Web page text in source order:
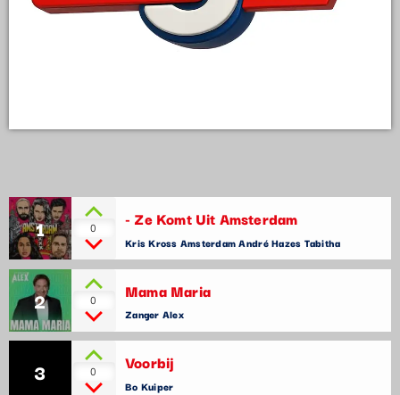
1 0 - Ze Komt Uit Amsterdam
Kris Kross Amsterdam André Hazes Tabitha
2 0 Mama Maria
Zanger Alex
3 0 Voorbij
Bo Kuiper